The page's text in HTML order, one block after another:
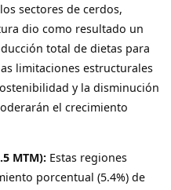
sectores de cerdos,
dio como resultado un
total de dietas para
limitaciones estructurales
y la disminución
el crecimiento
MTM): Estas regiones
porcentual (5.4%) de